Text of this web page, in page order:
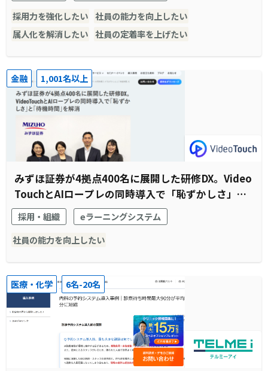
採用力を強化したい 社員の能力を向上したい
属人化を解消したい 社員の定着率を上げたい
金融 1,001名以上
みずほ証券が4拠点400名に展開した研修DX。Video
TouchとAIロープレの同時導入で「恥ずかしさ」と
「待機時間」を解消
採用・組織
eラーニングシステム
社員の能力を向上したい
医療・化学 6名-20名